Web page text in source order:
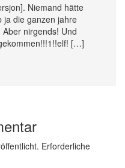
Niemand hätte
ja die ganzen jahre
nirgends! Und
[…]
Erforderliche